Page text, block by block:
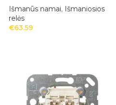
Išmanūs namai, Išmaniosios
relės
€63.59